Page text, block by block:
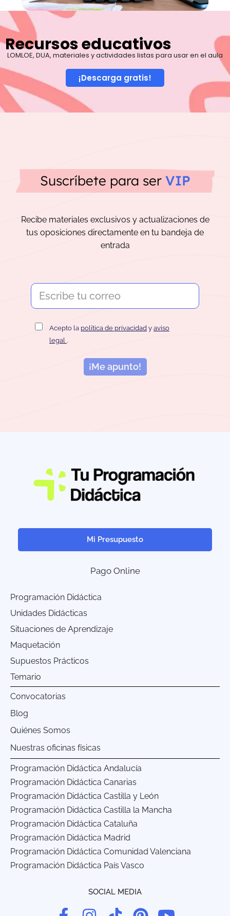
Recursos educativos
LOMLOE, DUA, materiales y actividades listas para usar en el aula
¡Descarga gratis!
Suscríbete para ser VIP
Recibe materiales exclusivos y actualizaciones de
tus oposiciones directamente en tu bandeja de
entrada
Acepto la política de privacidad y aviso
legal .
¡Me apunto!
Mi Presupuesto
Pago Online
Programación Didáctica
Unidades Didácticas
Situaciones de Aprendizaje
Maquetación
Supuestos Prácticos
Temario
Programación Didáctica Andalucía
Programación Didáctica Canarias
Programación Didáctica Castilla y León
Programación Didáctica Castilla la Mancha
Programación Didáctica Cataluña
Programación Didáctica Madrid
Programación Didáctica Comunidad Valenciana
Programación Didáctica País Vasco
Convocatorias
Blog
Quiénes Somos
Nuestras oficinas físicas
SOCIAL MEDIA